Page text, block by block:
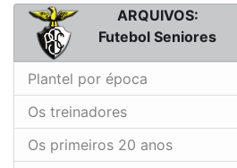
ARQUIVOS:
Futebol Seniores
Plantel por época
Os treinadores
Os primeiros 20 anos